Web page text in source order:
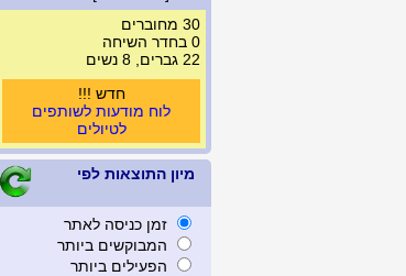
30 מחוברים
0 בחדר השיחה
22 גברים, 8 נשים
חדש !!!
לוח מודעות לשותפים
לטיולים
מיון התוצאות לפי
זמן כניסה לאתר
המבוקשים ביותר
הפעילים ביותר